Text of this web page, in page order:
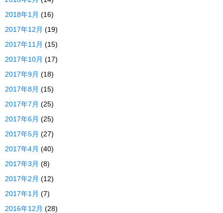
2018年1月 (16)
2017年12月 (19)
2017年11月 (15)
2017年10月 (17)
2017年9月 (18)
2017年8月 (15)
2017年7月 (25)
2017年6月 (25)
2017年5月 (27)
2017年4月 (40)
2017年3月 (8)
2017年2月 (12)
2017年1月 (7)
2016年12月 (28)